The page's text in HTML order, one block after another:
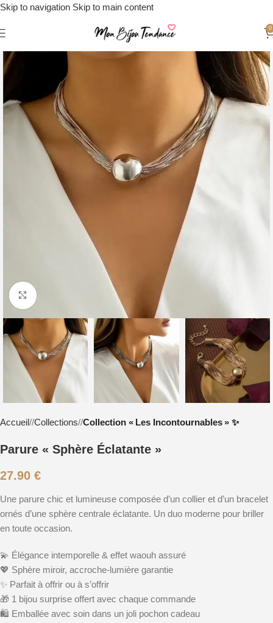
Skip to navigation Skip to main content
0
Cliquez pour agrandir
Accueil/ Collections/ Collection « Les Incontournables » ✨
Parure « Sphère Éclatante »
27.90 €
Une parure chic et lumineuse composée d’un collier et d’un bracelet
ornés d’une sphère centrale éclatante. Un duo moderne pour briller
en toute occasion.
💫 Élégance intemporelle & effet waouh assuré
💖 Sphère miroir, accroche-lumière garantie
✨ Parfait à offrir ou à s’offrir
🎁 1 bijou surprise offert avec chaque commande
🛍️ Emballée avec soin dans un joli pochon cadeau